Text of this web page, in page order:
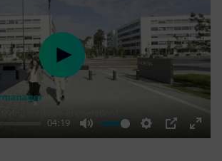
04:19
Mute Settings
PIP
Enter
Play